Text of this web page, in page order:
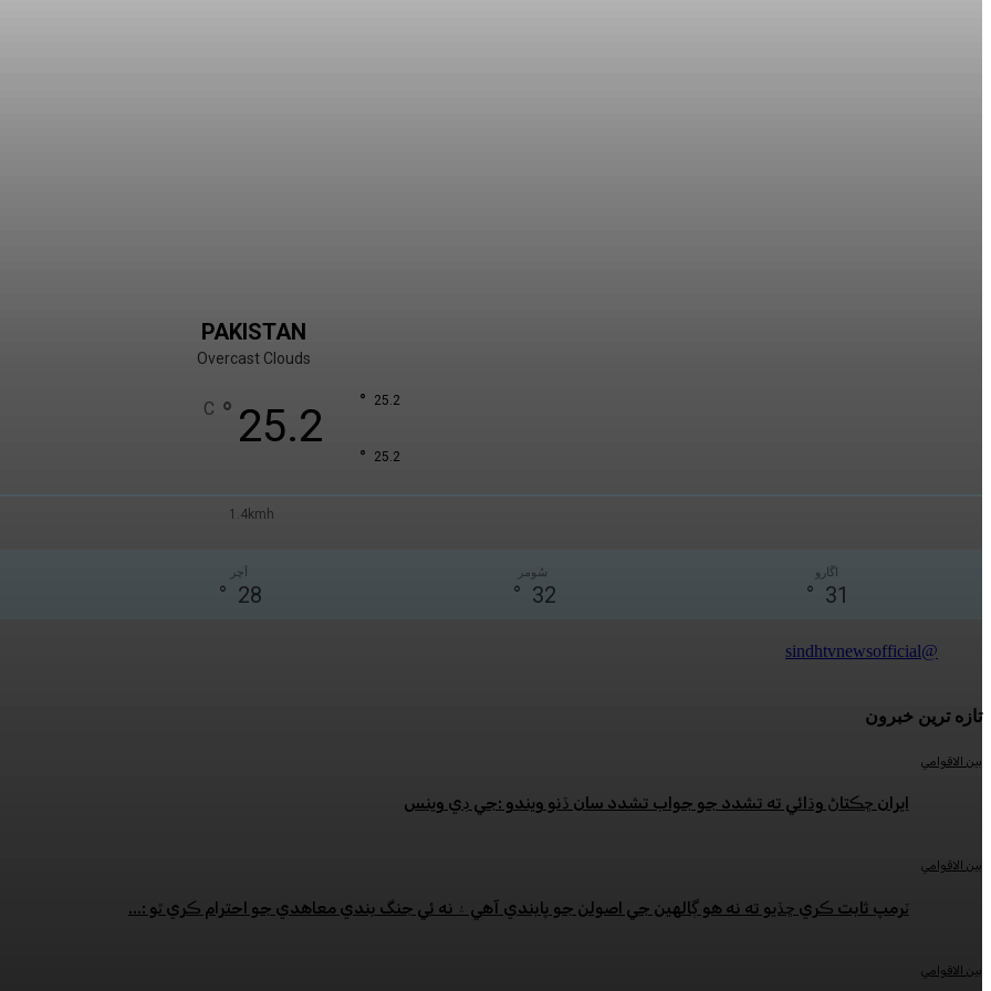
PAKISTAN
Overcast Clouds
25.2
°
C 25.2
°
25.2
°
1.4kmh
آچر
28
°
سُومر
32
°
اڱارو
31
°
@sindhtvnewsofficial
تازه ترين خبرون
بين الاقوامي
ايران ڇڪتاڻ وڌائي ته تشدد جو جواب تشدد سان ڏنو ويندو :جي ڊي وينس
بين الاقوامي
ٽرمپ ثابت ڪري ڇڏيو ته نه هو ڳالهين جي اصولن جو پابندي آهي ۽ نه ئي جنگ بندي معاهدي جو احترام ڪري ٿو :...
بين الاقوامي